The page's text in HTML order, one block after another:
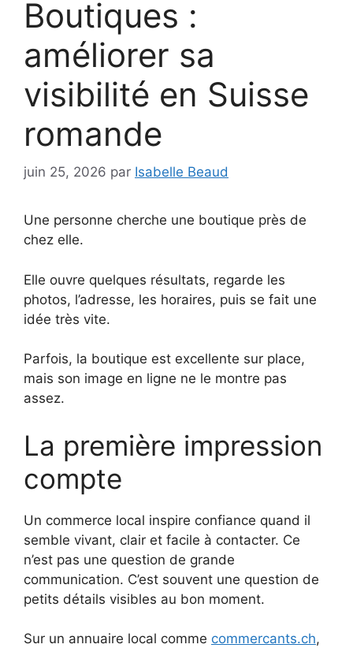
Boutiques :
améliorer sa
visibilité en Suisse
romande
juin 25, 2026 par Isabelle Beaud
Une personne cherche une boutique près de
chez elle.
Elle ouvre quelques résultats, regarde les
photos, l’adresse, les horaires, puis se fait une
idée très vite.
Parfois, la boutique est excellente sur place,
mais son image en ligne ne le montre pas
assez.
La première impression
compte
Un commerce local inspire confiance quand il
semble vivant, clair et facile à contacter. Ce
n’est pas une question de grande
communication. C’est souvent une question de
petits détails visibles au bon moment.
Sur un annuaire local comme commercants.ch,